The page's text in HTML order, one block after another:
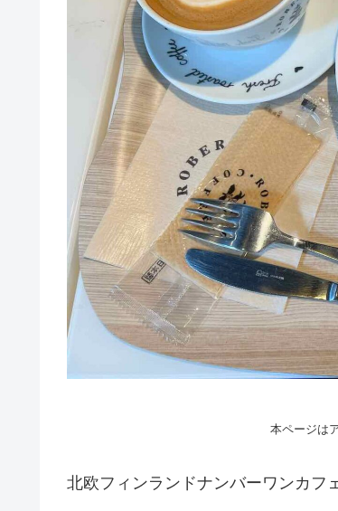
本ページは
北欧フィンランドナンバーワンカフ